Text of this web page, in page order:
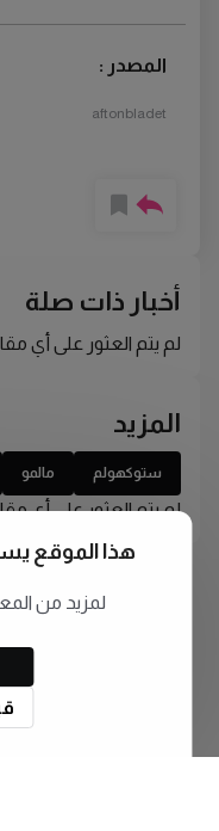
المصدر :
aftonbladet
أخبار ذات صلة
لم يتم العثور على أي
المزيد
ستوكهولم مالمو
لم يتم العثور على أي
هذا الموقع
لمزيد من